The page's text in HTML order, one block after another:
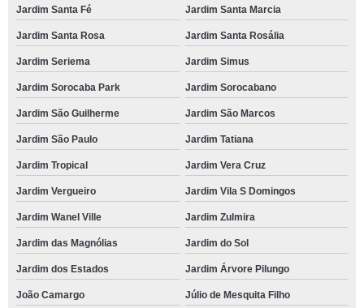
Jardim Santa Fé Jardim Santa Marcia
Jardim Santa Rosa Jardim Santa Rosália
Jardim Seriema Jardim Simus
Jardim Sorocaba Park Jardim Sorocabano
Jardim São Guilherme Jardim São Marcos
Jardim São Paulo Jardim Tatiana
Jardim Tropical Jardim Vera Cruz
Jardim Vergueiro Jardim Vila S Domingos
Jardim Wanel Ville Jardim Zulmira
Jardim das Magnólias Jardim do Sol
Jardim dos Estados Jardim Árvore Pilungo
João Camargo Júlio de Mesquita Filho